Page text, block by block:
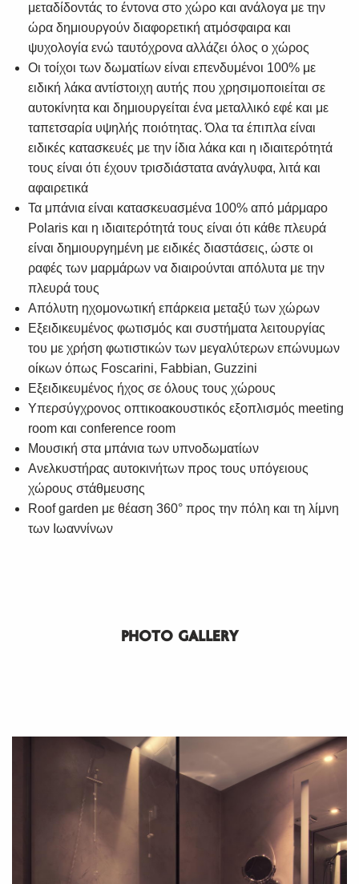
μεταδίδοντάς το έντονα στο χώρο και ανάλογα με την
ώρα δημιουργούν διαφορετική ατμόσφαιρα και
ψυχολογία ενώ ταυτόχρονα αλλάζει όλος ο χώρος
Οι τοίχοι των δωματίων είναι επενδυμένοι 100% με
ειδική λάκα αντίστοιχη αυτής που χρησιμοποιείται σε
αυτοκίνητα και δημιουργείται ένα μεταλλικό εφέ και με
ταπετσαρία υψηλής ποιότητας. Όλα τα έπιπλα είναι
ειδικές κατασκευές με την ίδια λάκα και η ιδιαιτερότητά
τους είναι ότι έχουν τρισδιάστατα ανάγλυφα, λιτά και
αφαιρετικά
Τα μπάνια είναι κατασκευασμένα 100% από μάρμαρο
Polaris και η ιδιαιτερότητά τους είναι ότι κάθε πλευρά
είναι δημιουργημένη με ειδικές διαστάσεις, ώστε οι
ραφές των μαρμάρων να διαιρούνται απόλυτα με την
πλευρά τους
Απόλυτη ηχομονωτική επάρκεια μεταξύ των χώρων
Εξειδικευμένος φωτισμός και συστήματα λειτουργίας
του με χρήση φωτιστικών των μεγαλύτερων επώνυμων
οίκων όπως Foscarini, Fabbian, Guzzini
Εξειδικευμένος ήχος σε όλους τους χώρους
Υπερσύγχρονος οπτικοακουστικός εξοπλισμός meeting
room και conference room
Μουσική στα μπάνια των υπνοδωματίων
Ανελκυστήρας αυτοκινήτων προς τους υπόγειους
χώρους στάθμευσης
Roof garden με θέαση 360° προς την πόλη και τη λίμνη
των Ιωαννίνων
PHOTO GALLERY